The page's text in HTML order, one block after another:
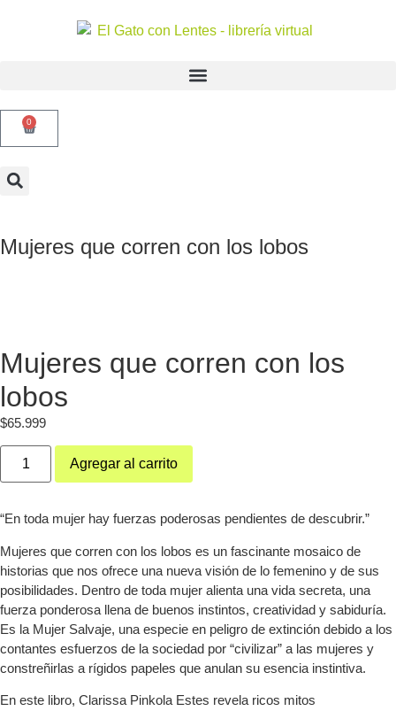
0
Mujeres que corren con los lobos
Mujeres que corren con los
lobos
$65.999
Agregar al carrito
“En toda mujer hay fuerzas poderosas pendientes de descubrir.”
Mujeres que corren con los lobos es un fascinante mosaico de
historias que nos ofrece una nueva visión de lo femenino y de sus
posibilidades. Dentro de toda mujer alienta una vida secreta, una
fuerza ponderosa llena de buenos instintos, creatividad y sabiduría.
Es la Mujer Salvaje, una especie en peligro de extinción debido a los
contantes esfuerzos de la sociedad por “civilizar” a las mujeres y
constreñirlas a rígidos papeles que anulan su esencia instintiva.
En este libro, Clarissa Pinkola Estes revela ricos mitos